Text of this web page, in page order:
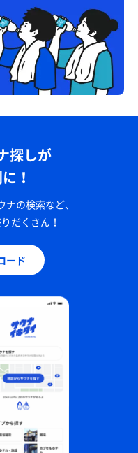
探しが
！
の検索など、
だくさん！
ード